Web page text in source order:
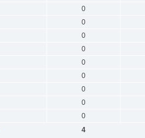
0
0
0
0
0
0
0
0
0
4